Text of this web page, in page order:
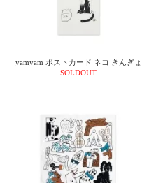
yamyam ポストカード ネコ きんぎょ
SOLDOUT